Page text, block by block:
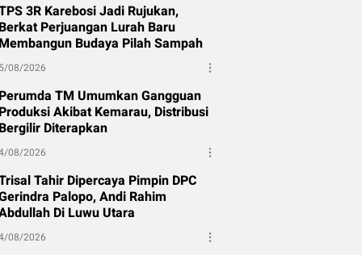
3R Karebosi Jadi Rujukan,
Berkat Perjuangan Lurah Baru
Membangun Budaya Pilah Sampah
5/08/2026
Perumda TM Umumkan Gangguan
Produksi Akibat Kemarau, Distribusi
Bergilir Diterapkan
08/2026
Tahir Dipercaya Pimpin DPC
Palopo, Andi Rahim
Di Luwu Utara
08/2026